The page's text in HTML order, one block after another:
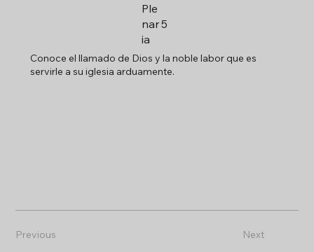
Ple
nar
ia
5
Conoce el llamado de Dios y la noble labor que es
servirle a su iglesia arduamente.
Previous Next